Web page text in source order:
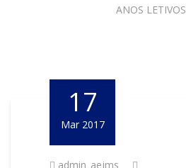
ANOS LETIVOS
17
Mar 2017
admin_aejms